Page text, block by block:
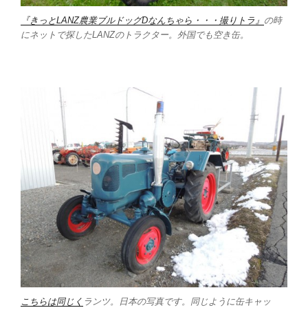
『きっとLANZ農業ブルドッグDなんちゃら・・・撮りトラ』 の時
にネットで探したLANZのトラクター。外国でも空き缶。
こちらは同じく ランツ。日本の写真です。同じように缶キャッ